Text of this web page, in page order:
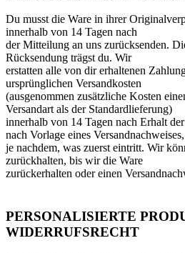
Du musst die Ware in ihrer
innerhalb von 14 Tagen nach
der Mitteilung an uns zurücksenden.
Rücksendung trägst du. Wir
erstatten alle von dir erhaltenen
ursprünglichen Versandkosten
(ausgenommen zusätzliche Kosten
Versandart als der Standardlieferung)
innerhalb von 14 Tagen nach Erhalt
nach Vorlage eines Versandnachweises,
je nachdem, was zuerst eintritt. Wir
zurückhalten, bis wir die Ware
zurückerhalten oder einen
PERSONALISIERTE
WIDERRUFSRECHT